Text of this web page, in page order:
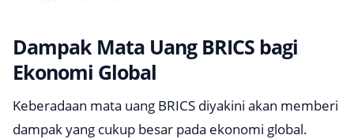
Dampak Mata Uang BRICS bagi
Ekonomi Global
Keberadaan mata uang BRICS diyakini akan memberi
dampak yang cukup besar pada ekonomi global.